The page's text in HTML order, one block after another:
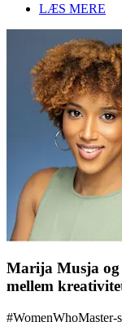
LÆS MERE
Marija Musja
mellem
#WomenWhoMaster-